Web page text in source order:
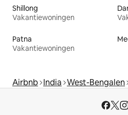
Shillong
Vakantiewoningen
Patna
Vakantiewoningen
Airbnb India West-Bengalen